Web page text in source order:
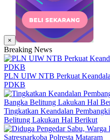
×
Breaking News
PLN UIW NTB Perkuat
PDKB
Tingkatkan Keandalan
Belitung Lakukan Hal Berikut